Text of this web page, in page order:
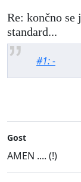
Re: končno se
standard...
#1: -
Gost
AMEN .... (!)